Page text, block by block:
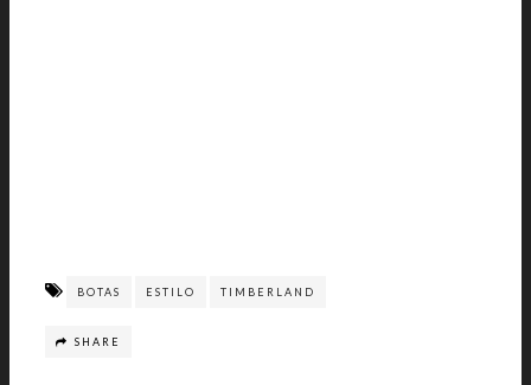
BOTAS ESTILO TIMBERLAND
SHARE